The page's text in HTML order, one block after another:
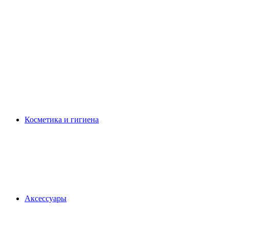
Косметика и гигиена
Аксессуары